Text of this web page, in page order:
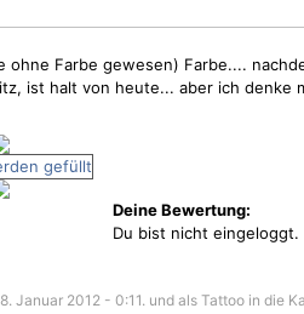
ohne Farbe gewesen) Farbe....
ist halt von heute... aber ich denke
Deine Bewertung:
Du bist nicht eingeloggt.
Januar 2012 - 0:11. und als Tattoo in die